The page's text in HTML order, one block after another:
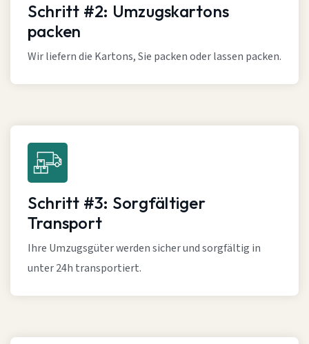
Schritt #2: Umzugskartons
packen
Wir liefern die Kartons, Sie packen oder lassen packen.
Schritt #3: Sorgfältiger
Transport
Ihre Umzugsgüter werden sicher und sorgfältig in
unter 24h transportiert.